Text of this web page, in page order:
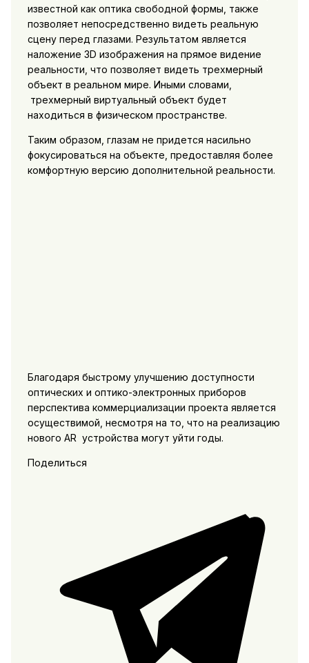
известной как оптика свободной формы, также
позволяет непосредственно видеть реальную
сцену перед глазами. Результатом является
наложение 3D изображения на прямое видение
реальности, что позволяет видеть трехмерный
объект в реальном мире. Иными словами,
трехмерный виртуальный объект будет
находиться в физическом пространстве.
Таким образом, глазам не придется насильно
фокусироваться на объекте, предоставляя более
комфортную версию дополнительной реальности.
Благодаря быстрому улучшению доступности
оптических и оптико-электронных приборов
перспектива коммерциализации проекта является
осуществимой, несмотря на то, что на реализацию
нового AR устройства могут уйти годы.
Поделиться